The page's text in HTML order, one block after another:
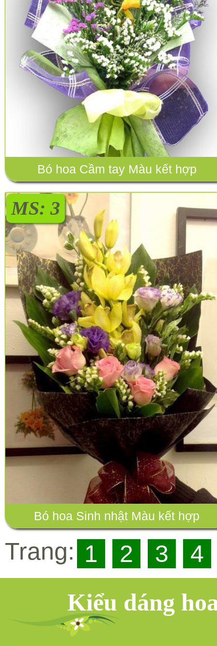
Bó hoa Cầm tay Màu kết hợp
Bó hoa Sinh nhật Màu kết hợp
MS: 3
Trang: 1 2 3
4
Kiểu dáng